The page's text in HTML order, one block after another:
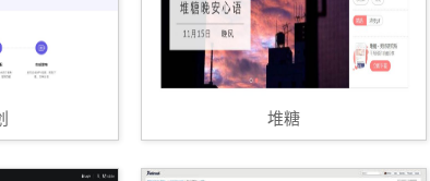
摄影、插画、视频、音乐作品的正版媒体素材库。花
术家提供可信赖的展示销售平台与合理的收入。花瓣旗
堆糖